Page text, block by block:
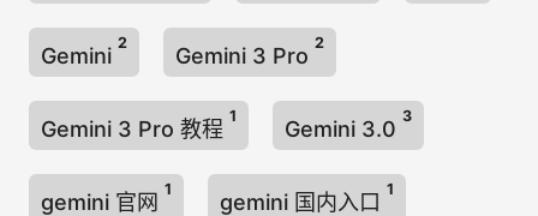
Gemini
2
Gemini 3 Pro
2
Gemini 3 Pro 教程
1
Gemini 3.0
3
gemini 官网
1
gemini 国内入口
1